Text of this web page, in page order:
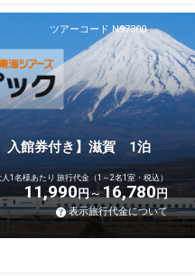
ツアーコード N97300
入館券付き】滋賀 1泊
人1名様あたり 旅行代金（1～2名1室・税込）
11,990円 16,780円
表示旅行代金について